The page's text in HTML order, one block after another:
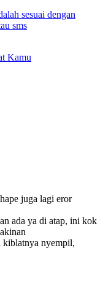
Kamu
juga lagi eror
ada ya di atap, ini kok
kiblatnya nyempil,